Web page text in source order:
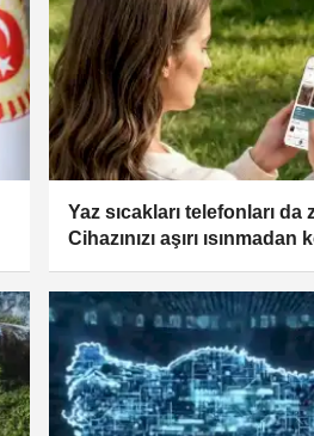
Yaz sıcakları telefonları da
Cihazınızı aşırı ısınmadan